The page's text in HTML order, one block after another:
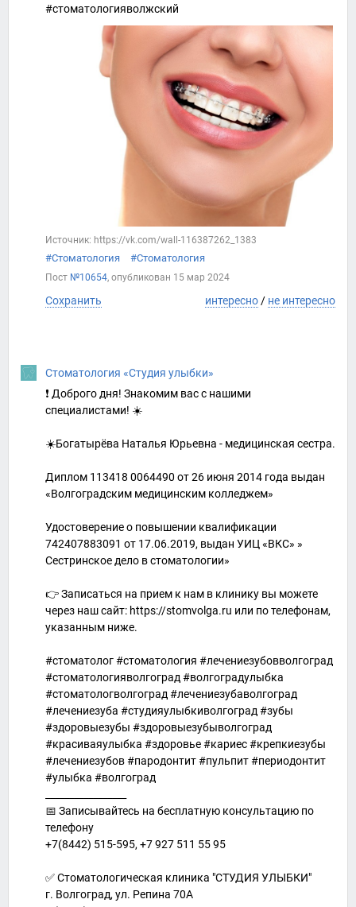
#стоматологияволжский
Источник: https://vk.com/wall-116387262_1383
#Стоматология #Стоматология
Пост №10654, опубликован 15 мар 2024
Сохранить интересно / не интересно
Стоматология «Студия улыбки»
❗ Доброго дня! Знакомим вас с нашими
специалистами! ☀️
☀️Богатырёва Наталья Юрьевна - медицинская сестра.
Диплом 113418 0064490 от 26 июня 2014 года выдан
«Волгоградским медицинским колледжем»
Удостоверение о повышении квалификации
742407883091 от 17.06.2019, выдан УИЦ «ВКС» »
Сестринское дело в стоматологии»
👉 Записаться на прием к нам в клинику вы можете
через наш сайт: https://stomvolga.ru или по телефонам,
указанным ниже.
#стоматолог #стоматология #лечениезубовволгоград
#стоматологияволгоград #волгоградулыбка
#стоматологволгоград #лечениезубаволгоград
#лечениезуба #студияулыбкиволгоград #зубы
#здоровыезубы #здоровыезубыволгоград
#красиваяулыбка #здоровье #кариес #крепкиезубы
#лечениезубов #пародонтит #пульпит #периодонтит
#улыбка #волгоград
📅 Записывайтесь на бесплатную консультацию по
телефону
+7(8442) 515-595, +7 927 511 55 95
✅ Стоматологическая клиника "СТУДИЯ УЛЫБКИ"
г. Волгоград, ул. Репина 70А